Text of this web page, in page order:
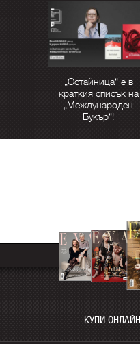
„Остайница“ е в
краткия списък на
„Международен
Букър“!
КУПИ ОНЛАЙН